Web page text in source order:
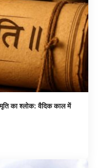
का श्लोक: वैदिक काल में